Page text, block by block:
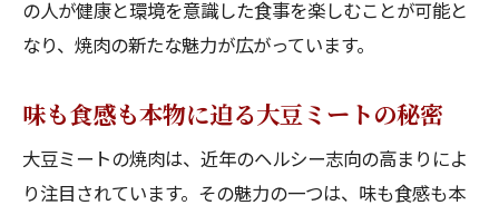
大阪府で広がる大豆ミートの新スタイル
大豆ミートで楽しむ焼肉の新しい形
大阪府で新次元の焼肉体験を満喫
焼肉シーンにおける大豆ミートのインパク
の人が健康と環境を意識した食事を楽しむことが可能と
なり、焼肉の新たな魅力が広がっています。
味も食感も本物に迫る大豆ミートの秘密
大豆ミートの焼肉は、近年のヘルシー志向の高まりによ
り注目されています。その魅力の一つは、味も食感も本